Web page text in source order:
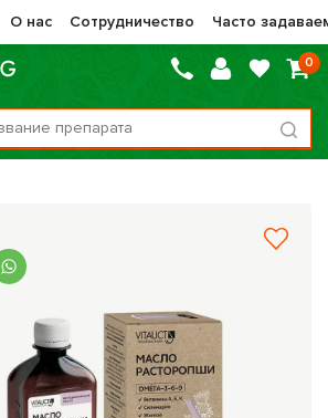
О нас Сотрудничество Часто
0
Жизненная Сила